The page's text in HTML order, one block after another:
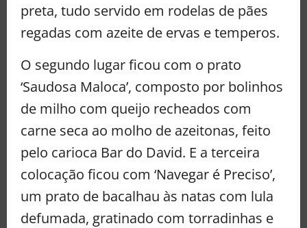
preta, tudo servido em rodelas de pães
regadas com azeite de ervas e temperos.
O segundo lugar ficou com o prato
‘Saudosa Maloca’, composto por bolinhos
de milho com queijo recheados com
carne seca ao molho de azeitonas, feito
pelo carioca Bar do David. E a terceira
colocação ficou com ‘Navegar é Preciso’,
um prato de bacalhau às natas com lula
defumada, gratinado com torradinhas e